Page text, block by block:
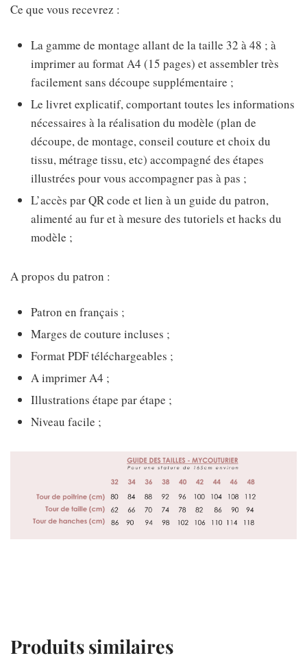
Ce que vous recevrez :
La gamme de montage allant de la taille 32 à 48 ; à
imprimer au format A4 (15 pages) et assembler très
facilement sans découpe supplémentaire ;
Le livret explicatif, comportant toutes les informations
nécessaires à la réalisation du modèle (plan de
découpe, de montage, conseil couture et choix du
tissu, métrage tissu, etc) accompagné des étapes
illustrées pour vous accompagner pas à pas ;
L’accès par QR code et lien à un guide du patron,
alimenté au fur et à mesure des tutoriels et hacks du
modèle ;
A propos du patron :
Patron en français ;
Marges de couture incluses ;
Format PDF téléchargeables ;
A imprimer A4 ;
Illustrations étape par étape ;
Niveau facile ;
Produits similaires